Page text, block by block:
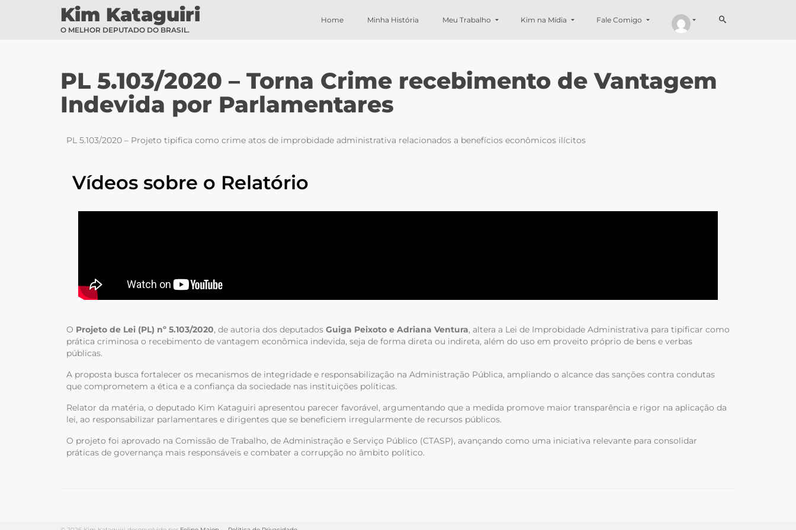
Kim Kataguiri
O MELHOR DEPUTADO DO BRASIL.
Home Minha História Meu Trabalho Kim na Mídia Fale Comigo
PL 5.103/2020 – Torna Crime recebimento de Vantagem
Indevida por Parlamentares
PL 5.103/2020 – Projeto tipifica como crime atos de improbidade administrativa relacionados a benefícios econômicos ilícitos
Vídeos sobre o Relatório
O Projeto de Lei (PL) nº 5.103/2020, de autoria dos deputados Guiga Peixoto e Adriana Ventura, altera a Lei de Improbidade Administrativa para tipificar como
prática criminosa o recebimento de vantagem econômica indevida, seja de forma direta ou indireta, além do uso em proveito próprio de bens e verbas
públicas.
A proposta busca fortalecer os mecanismos de integridade e responsabilização na Administração Pública, ampliando o alcance das sanções contra condutas
que comprometem a ética e a confiança da sociedade nas instituições políticas.
Relator da matéria, o deputado Kim Kataguiri apresentou parecer favorável, argumentando que a medida promove maior transparência e rigor na aplicação da
lei, ao responsabilizar parlamentares e dirigentes que se beneficiem irregularmente de recursos públicos.
O projeto foi aprovado na Comissão de Trabalho, de Administração e Serviço Público (CTASP), avançando como uma iniciativa relevante para consolidar
práticas de governança mais responsáveis e combater a corrupção no âmbito político.